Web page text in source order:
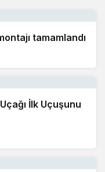
tamamlandı
İlk Uçuşunu